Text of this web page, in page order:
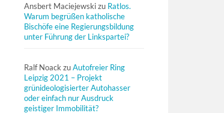
Ansbert Maciejewskizu Ratlos.
Warum begrüßen katholische
Bischöfe eine Regierungsbildung
unter Führung der Linkspartei?
Ralf Noack zuAutofreier Ring
Leipzig 2021 – Projekt
grünideologisierter Autohasser
oder einfach nur Ausdruck
geistiger Immobilität?